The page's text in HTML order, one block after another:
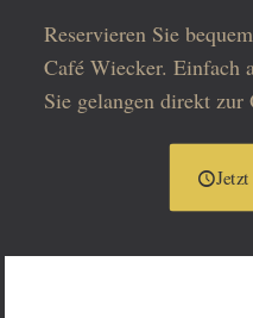
Reservieren Sie
Café Wiecker. Einfach
Sie gelangen direkt zur